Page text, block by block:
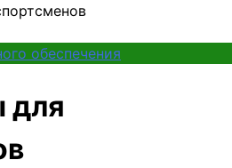
обеспечения
для